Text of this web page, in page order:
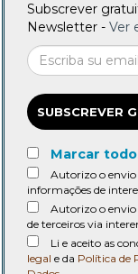
Subscrever
Newsletter - Ver
SUBSCREVER
Marcar
Autorizo o envio
informações de
Autorizo o envio
de terceiros via
Li e aceito as
legal e da Política de